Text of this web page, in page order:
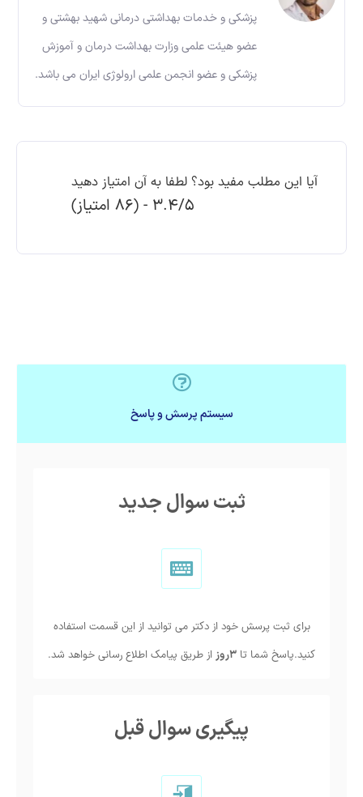
پزشکی و خدمات بهداشتی درمانی شهید بهشتی و
عضو هیئت علمی وزارت بهداشت درمان و آموزش
پزشکی و عضو انجمن علمی ارولوژی ایران می باشد.
آیا این مطلب مفید بود؟ لطفا به آن امتیاز دهید
3.4/5 - (86 امتیاز)
سیستم پرسش و پاسخ
ثبت سوال جدید
برای ثبت پرسش خود از دکتر می توانید از این قسمت استفاده
کنید.پاسخ شما تا 3روز از طریق پیامک اطلاع رسانی خواهد شد.
پیگیری سوال قبل